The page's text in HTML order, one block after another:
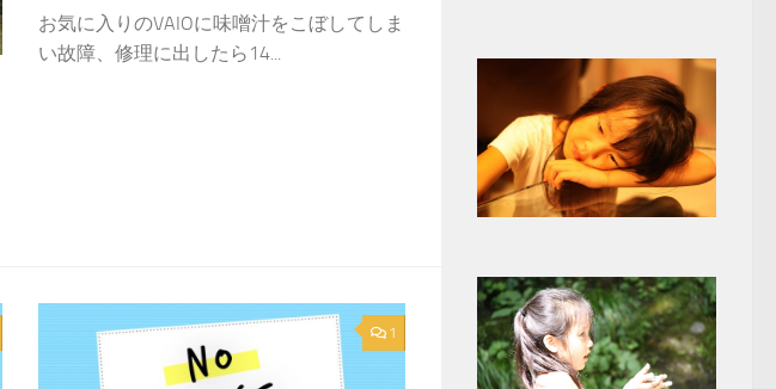
お気に入りのVAIOに味噌汁をこぼしてしま
い故障、修理に出したら14...
1